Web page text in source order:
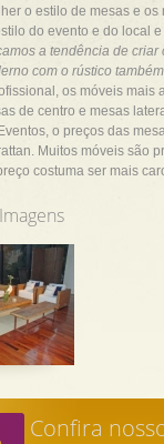
o estilo de mesas e
do evento e do local
a tendência de
com o rústico
os móveis mais
de centro e mesas
o preços das
Muitos móveis são
costuma ser mais
Confira